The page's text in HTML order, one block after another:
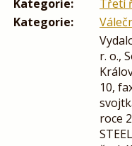
Kategorie:
Třetí
Kategorie:
r. o.,
10,
roce